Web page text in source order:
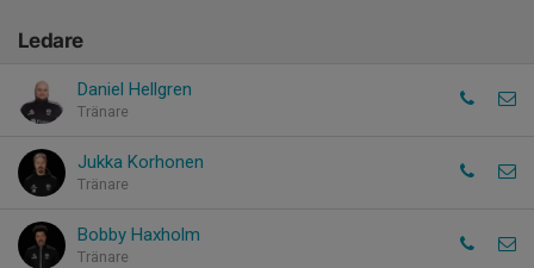
Ledare
Daniel Hellgren
Tränare
Jukka Korhonen
Tränare
Bobby Haxholm
Tränare